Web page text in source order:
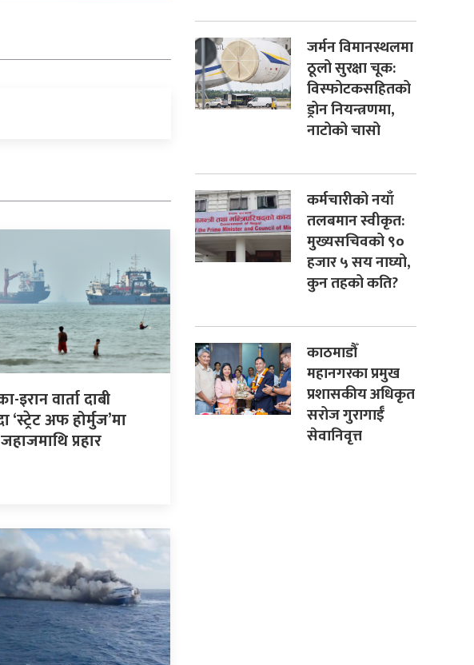
इरान वार्ता दाबी
‘स्ट्रेट अफ होर्मुज’मा
प्रहार
जर्मन विमानस्थलमा
ठूलो सुरक्षा चूक:
विस्फोटकसहितको
ड्रोन नियन्त्रणमा,
नाटोको चासो
कर्मचारीको नयाँ
तलबमान स्वीकृत:
मुख्यसचिवको ९०
हजार ५ सय नाघ्यो,
कुन तहको कति?
काठमाडौँ
महानगरका प्रमुख
प्रशासकीय अधिकृत
सरोज गुरागाईँ
सेवानिवृत्त